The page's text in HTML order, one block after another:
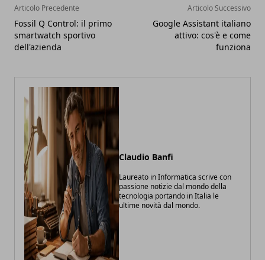
Articolo Precedente
Fossil Q Control: il primo
smartwatch sportivo
dell'azienda
Articolo Successivo
Google Assistant italiano
attivo: cos'è e come
funziona
Claudio Banfi
Laureato in Informatica scrive con
passione notizie dal mondo della
tecnologia portando in Italia le
ultime novità dal mondo.